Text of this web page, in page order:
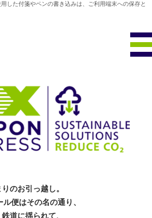
した付箋やペンの書き込みは、ご利用端末への保存と
のお引っ越し。
便はその名の通り、
道に揺られて、